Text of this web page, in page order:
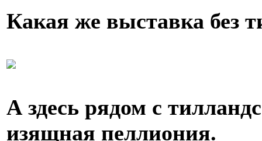
Какая же выставка без
А здесь рядом с
изящная пеллиония.